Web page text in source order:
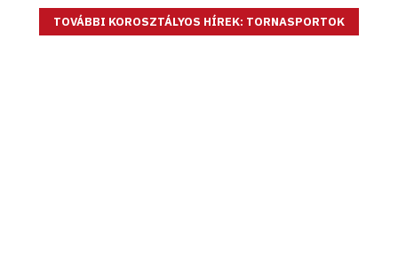
TOVÁBBI KOROSZTÁLYOS HÍREK: TORNASPORTOK